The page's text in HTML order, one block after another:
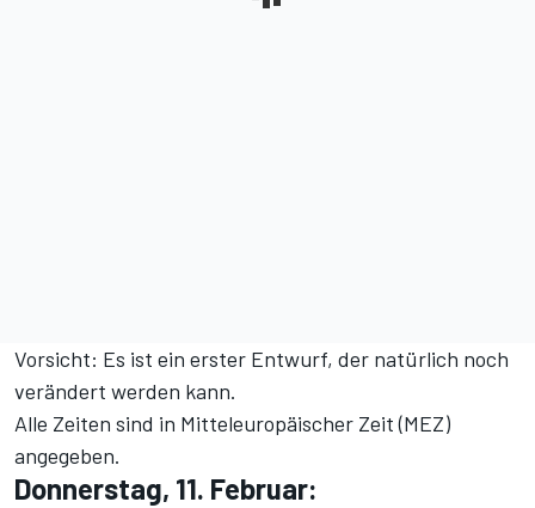
Vorsicht: Es ist ein erster Entwurf, der natürlich noch
verändert werden kann.
Alle Zeiten sind in Mitteleuropäischer Zeit (MEZ)
angegeben.
Donnerstag, 11. Februar: